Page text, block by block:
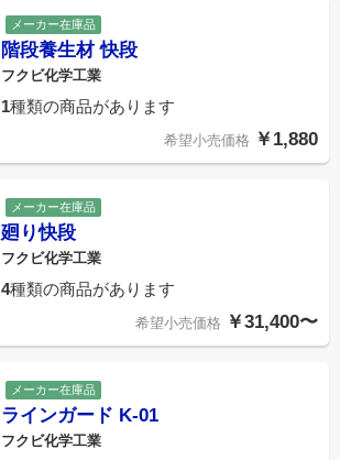
メーカー在庫品
階段養生材 快段
フクビ化学工業
1種類の商品があります
希望小売価格 ￥1,880
メーカー在庫品
廻り快段
フクビ化学工業
4種類の商品があります
希望小売価格 ￥31,400〜
メーカー在庫品
ラインガード K-01
フクビ化学工業